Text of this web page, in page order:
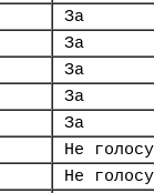
За
За
За
За
За
Не
Не